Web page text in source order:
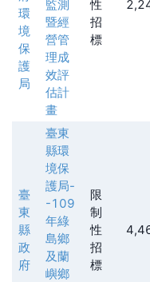
環
境
保
護
局
監測
暨經
營管
理成
效評
估計
畫
性
招
標
臺
東
縣
政
府
臺東
縣環
境保
護局-
-109
年綠
島鄉
及蘭
嶼鄉
限
制
性
招
標